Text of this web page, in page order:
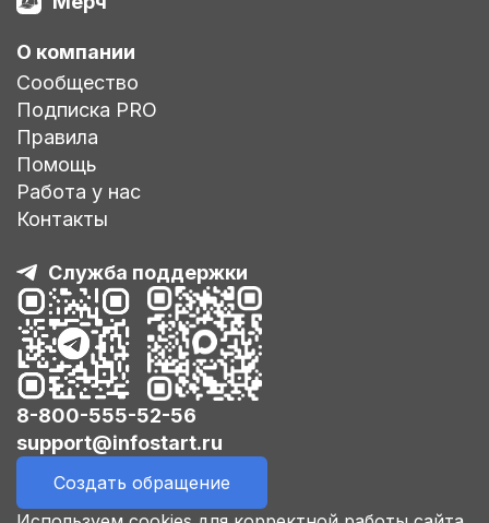
О компании
Сообщество
Подписка PRO
Правила
Помощь
Работа у нас
Контакты
Служба поддержки
8-800-555-52-56
support@infostart.ru
Создать обращение